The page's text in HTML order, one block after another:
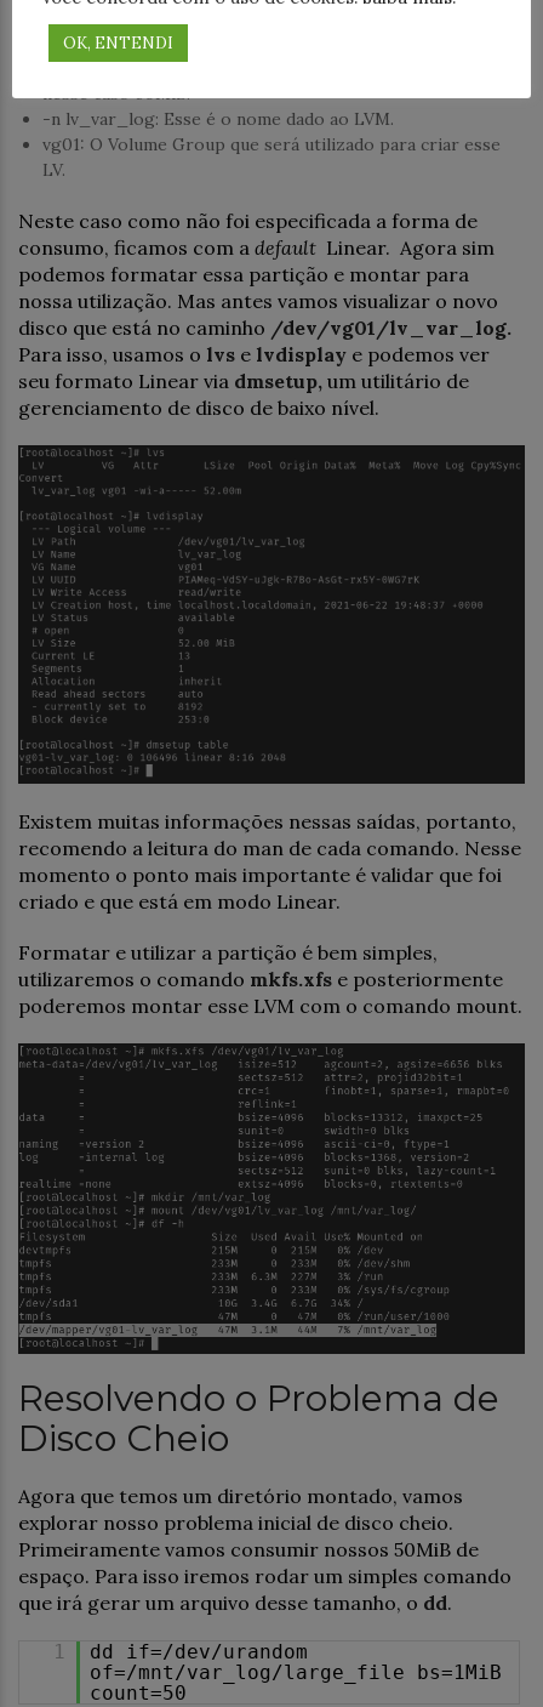
-L 50MiB: Determina o tamanho do espaço que será criado,
nesse caso 50MiB.
-n lv_var_log: Esse é o nome dado ao LVM.
vg01: O Volume Group que será utilizado para criar esse
LV.
Neste caso como não foi especificada a forma de
consumo, ficamos com a default Linear. Agora sim
podemos formatar essa partição e montar para
nossa utilização. Mas antes vamos visualizar o novo
disco que está no caminho /dev/vg01/lv_var_log.
Para isso, usamos o lvs e lvdisplay e podemos ver
seu formato Linear via dmsetup, um utilitário de
gerenciamento de disco de baixo nível.
Existem muitas informações nessas saídas, portanto,
recomendo a leitura do man de cada comando. Nesse
momento o ponto mais importante é validar que foi
criado e que está em modo Linear.
Formatar e utilizar a partição é bem simples,
utilizaremos o comando mkfs.xfs e posteriormente
poderemos montar esse LVM com o comando mount.
Resolvendo o Problema de
Disco Cheio
Agora que temos um diretório montado, vamos
explorar nosso problema inicial de disco cheio.
Primeiramente vamos consumir nossos 50MiB de
espaço. Para isso iremos rodar um simples comando
que irá gerar um arquivo desse tamanho, o dd.
1
dd if=/dev/urandom
of=/mnt/var_log/large_file bs=1MiB
count=50
OK, ENTENDI